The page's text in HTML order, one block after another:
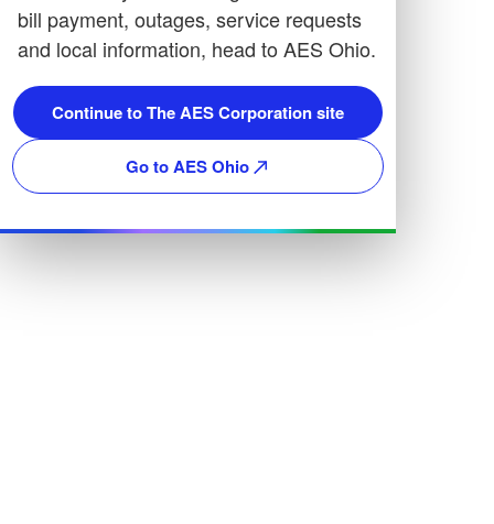
bill payment, outages, service requests
and local information, head to AES Ohio.
Continue to The AES Corporation site
Go to AES Ohio